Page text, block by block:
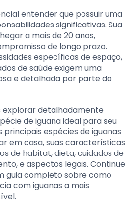
entender que possuir uma
significativas. Sua
a mais de 20 anos,
de longo prazo.
específicas de espaço,
de saúde exigem uma
e detalhada por parte do
explorar detalhadamente
de iguana ideal para seu
principais espécies de iguanas
em casa, suas características
de habitat, dieta, cuidados de
e aspectos legais. Continue
guia completo sobre como
com iguanas a mais